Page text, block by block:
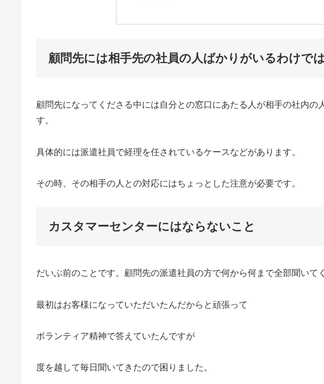
顧問先には相手先の社員の人ばかりがいるわけで
顧問先になってくださる中には自分との窓口にあたる人が相手の社内の
す。
具体的には派遣社員で経理を任されているケースなどがあります。
その時、その相手の人との対応にはちょっとした注意が必要です。
カスタマーセンターにはならないこと
だいぶ前のことです。顧問先の派遣社員の方で何から何まで全部聞いて
最初はお客様になっていただいたんだからと頑張って
ボランティア精神で答えていたんですが
度を越して毎日聞いてきたので困りました。